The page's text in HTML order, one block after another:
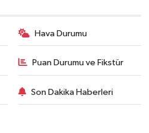
Hava Durumu
Puan Durumu ve Fikstür
Son Dakika Haberleri